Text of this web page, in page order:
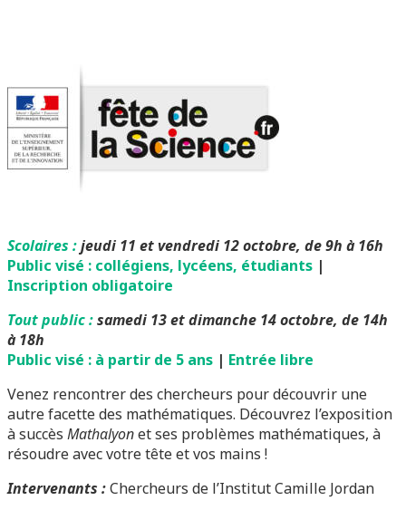
Scolaires :jeudi 11 et vendredi 12 octobre, de 9h à 16h
Public visé : collégiens, lycéens, étudiants |
Inscription obligatoire
Tout public :samedi 13 et dimanche 14 octobre, de 14h
à 18h
Public visé : à partir de 5 ans | Entrée libre
Venez rencontrer des chercheurs pour découvrir une
autre facette des mathématiques. Découvrez l’exposition
à succès Mathαlyonet ses problèmes mathématiques, à
résoudre avec votre tête et vos mains !
Intervenants :Chercheurs de l’Institut Camille Jordan